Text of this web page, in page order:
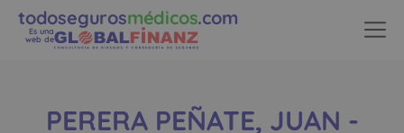
todosegurosmédicos.com
Es una
web de
PERERA PEÑATE, JUAN -